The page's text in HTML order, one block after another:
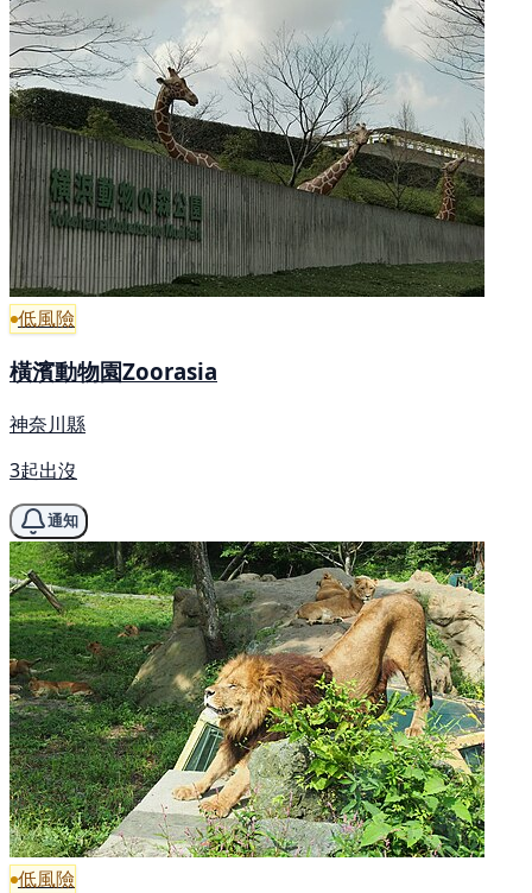
低風險
橫濱動物園Zoorasia
神奈川縣
3起出沒
通知
低風險